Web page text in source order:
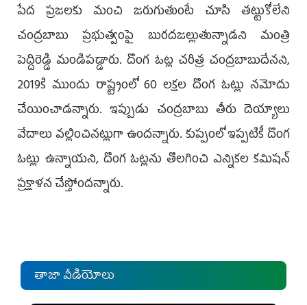
పేద ప్రజలకు మంచి జరుగుతుంటే చూసి తట్టుకోలేని
చంద్రబాబు ప్రభుత్వంపై బురదజల్లుతున్నాడని మంత్రి
పెద్దిరెడ్డి మండిపడ్డారు. దొంగ ఓట్ల చరిత్ర చంద్రబాబుదేనని,
2019కి ముందు రాష్ట్రంలో 60 లక్షల దొంగ ఓట్లు నమోదు
చేయించాడన్నారు. ఇప్పుడు చంద్రబాబు తీరు దెయ్యాలు
వేదాలు వల్లించినట్లుగా ఉందన్నారు. కుప్పంలో ఇప్పటికీ దొంగ
ఓట్లు ఉన్నాయని, దొంగ ఓట్లను తొలగించి ఎన్నికల కమిషన్‌
ప్రక్షాళన చేస్తోందన్నారు.
తాజా వీడియోలు